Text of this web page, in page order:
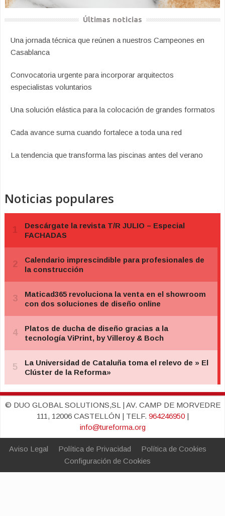
Últimas noticias
Una jornada técnica que reúnen a nuestros Campeones en
Casablanca
Convocatoria urgente para incorporar arquitectos
especialistas voluntarios
Una solución elástica para la colocación de grandes formatos
Cada avance suma cuando fortalece a toda una red
La tendencia que transforma las piscinas antes del verano
Noticias populares
© DUO GLOBAL SOLUTIONS,SL | AV. CAMP DE MORVEDRE
111, 12006 CASTELLÓN | TELF. 964246950|
info@tureforma.org
Aviso Legal Política de Privacidad
Política de Cookies
Configuración de Cookies